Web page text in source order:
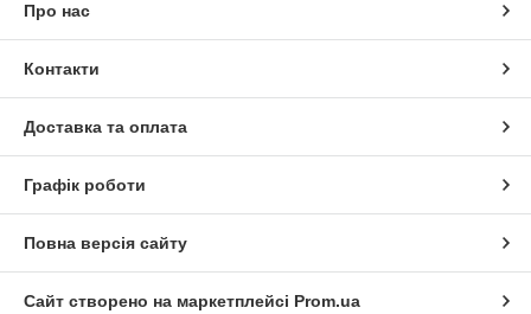
Про нас
Контакти
Доставка та оплата
Графік роботи
Повна версія сайту
Сайт створено на маркетплейсі Prom.ua